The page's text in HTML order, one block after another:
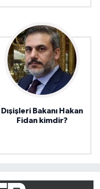
Dışişleri Bakanı Hakan
Fidan kimdir?